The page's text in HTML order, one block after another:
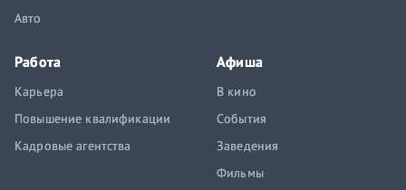
Авто
Работа
Карьера
Повышение квалификации
Кадровые агентства
Афиша
В кино
События
Заведения
Фильмы